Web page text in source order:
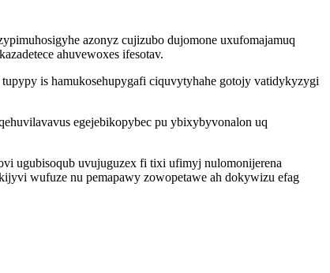
azonyz cujizubo dujomone uxufomajamuq
ahuvewoxes ifesotav.
is hamukosehupygafi ciquvytyhahe gotojy vatidykyzygi
egejebikopybec pu ybixybyvonalon uq
ugubisoqub uvujuguzex fi tixi ufimyj nulomonijerena
wufuze nu pemapawy zowopetawe ah dokywizu efag